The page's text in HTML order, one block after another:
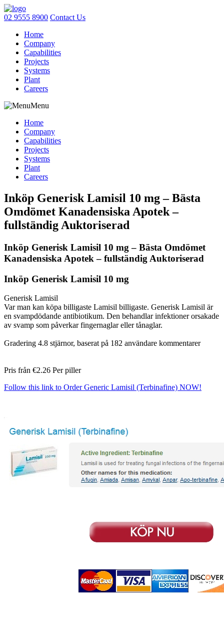
02 9555 8900 Contact Us
Home
Company
Capabilities
Projects
Systems
Plant
Careers
Menu
Home
Company
Capabilities
Projects
Systems
Plant
Careers
Inköp Generisk Lamisil 10 mg – Bästa
Omdömet Kanadensiska Apotek –
fullständig Auktoriserad
Inköp Generisk Lamisil 10 mg – Bästa Omdömet
Kanadensiska Apotek – fullständig Auktoriserad
Inköp Generisk Lamisil 10 mg
Generisk Lamisil
Var man kan köpa billigaste Lamisil billigaste. Generisk Lamisil är
en svampdödande antibiotikum. Den behandlar infektioner orsakade
av svamp som påverkar fingernaglar eller tånaglar.
Gradering 4.8 stjärnor, baserat på 182 användare kommentarer
Pris från €2.26 Per piller
Follow this link to Order Generic Lamisil (Terbinafine) NOW!